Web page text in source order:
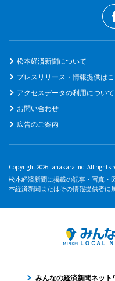
松本経済新聞について
プレスリリース・情報提供は
アクセスデータの利用について
お問い合わせ
広告のご案内
Copyright 2026 Tanakara Inc. All rights
松本経済新聞に掲載の記事・写真・
本経済新聞またはその情報提供者に
みんなの経済新聞ネット